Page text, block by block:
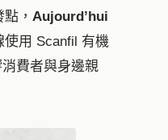
， Aujourd’hui
使用 Scanfil 有機
費者與身邊親